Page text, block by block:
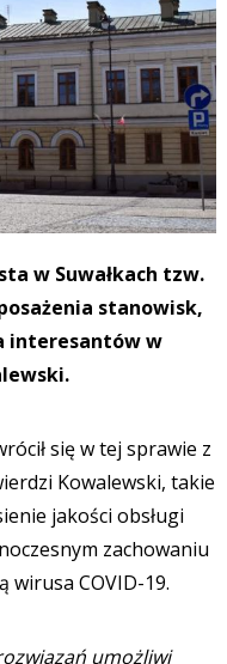
w Suwałkach tzw.
stanowisk,
interesantów w
się w tej sprawie z
Kowalewski, takie
jakości obsługi
zachowaniu
wirusa COVID-19.
umożliwi